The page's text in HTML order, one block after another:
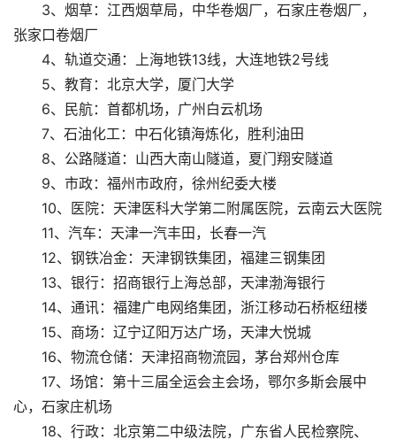
3、烟草：江西烟草局，中华卷烟厂，石家庄卷烟厂，
张家口卷烟厂
4、轨道交通：上海地铁13线，大连地铁2号线
5、教育：北京大学，厦门大学
6、民航：首都机场，广州白云机场
7、石油化工：中石化镇海炼化，胜利油田
8、公路隧道：山西大南山隧道，夏门翔安隧道
9、市政：福州市政府，徐州纪委大楼
10、医院：天津医科大学第二附属医院，云南云大医院
11、汽车：天津一汽丰田，长春一汽
12、钢铁冶金：天津钢铁集团，福建三钢集团
13、银行：招商银行上海总部，天津渤海银行
14、通讯：福建广电网络集团，浙江移动石桥枢纽楼
15、商场：辽宁辽阳万达广场，天津大悦城
16、物流仓储：天津招商物流园，茅台郑州仓库
17、场馆：第十三届全运会主会场，鄂尔多斯会展中
心，石家庄机场
18、行政：北京第二中级法院，广东省人民检察院、